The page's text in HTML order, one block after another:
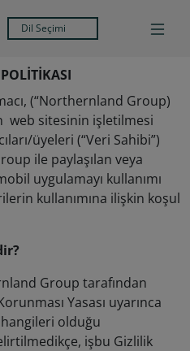
Dil Seçimi
(“Northernland Group)
web sitesinin işletilmesi
üyeleri (“Veri Sahibi”)
ile paylaşılan veya
uygulamayı kullanımı
kullanımına ilişkin koşul
Group tarafından
Yasası uyarınca
olduğu
işbu Gizlilik